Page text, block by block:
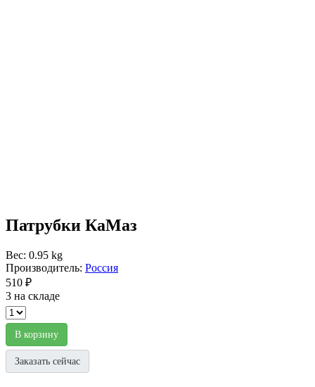
Патрубки КаМаз
Вес: 0.95 kg
Производитель: Россия
510 ₽
3 на складе
В корзину
Заказать сейчас